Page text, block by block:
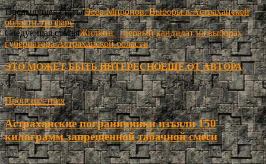
Предыдущая статьяЭсер Миронов: Выборы в Астраханской
области это фарс
Следующая статьяЖилкин – первый кандидат на выборах
губернатора Астраханской области
ЭТО МОЖЕТ БЫТЬ ИНТЕРЕСНОЕЩЕ ОТ АВТОРА
Происшествия
Астраханские пограничники изъяли 150
килограмм запрещенной табачной смеси